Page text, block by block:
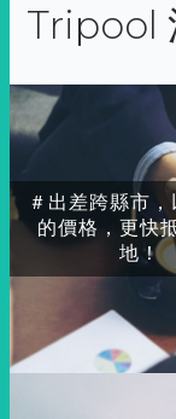
Tripool
＃出差跨縣市
的價格，更快
地！